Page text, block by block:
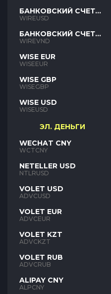
БАНКОВСКИЙ СЧЕТ
USD
WIREUSD
БАНКОВСКИЙ СЧЕТ
VND
WIREVND
WISE EUR
WISEEUR
WISE GBP
WISEGBP
WISE USD
WISEUSD
ЭЛ. ДЕНЬГИ
WECHAT CNY
WCTCNY
NETELLER USD
NTLRUSD
VOLET USD
ADVCUSD
VOLET EUR
ADVCEUR
VOLET KZT
ADVCKZT
VOLET RUB
ADVCRUB
ALIPAY CNY
ALPCNY